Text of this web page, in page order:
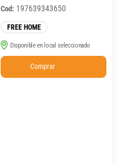
Cod: 197639343650
FREE HOME
Disponible en local seleccionado
Comprar